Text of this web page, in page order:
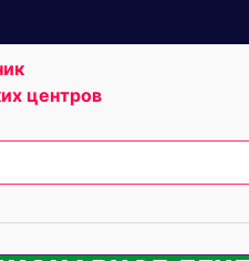
центров